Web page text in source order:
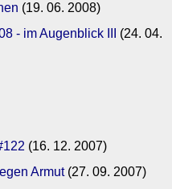
(19. 06. 2008)
- im Augenblick III
(24. 04.
(16. 12. 2007)
Armut(27. 09. 2007)